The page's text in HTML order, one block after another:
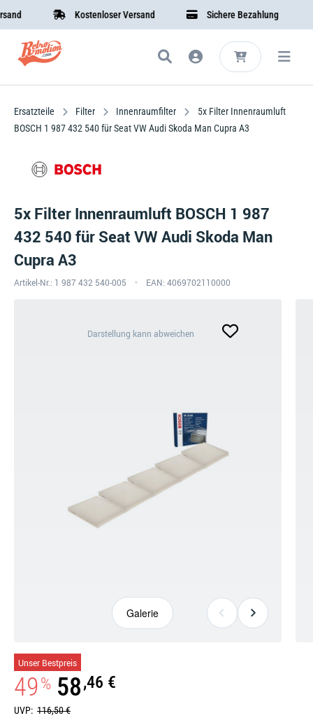
Kostenloser Versand Sichere Bezahlung
Ersatzteile Filter Innenraumfilter
5x Filter Innenraumluft
BOSCH 1 987 432 540 für Seat VW Audi Skoda Man Cupra A3
5x Filter Innenraumluft BOSCH 1 987
432 540 für Seat VW Audi Skoda Man
Cupra A3
Artikel-Nr.: 1 987 432 540-005 EAN: 4069702110000
Galerie
öffnen
Darstellung kann abweichen
Galerie
UVP: 116,50 €
49% 58,46 €
Unser Bestpreis